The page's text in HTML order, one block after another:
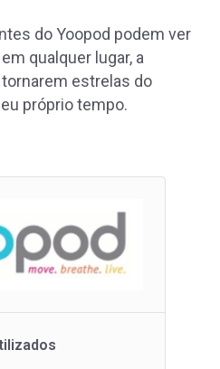
do Yoopod podem ver
qualquer lugar, a
tornarem estrelas do
próprio tempo.